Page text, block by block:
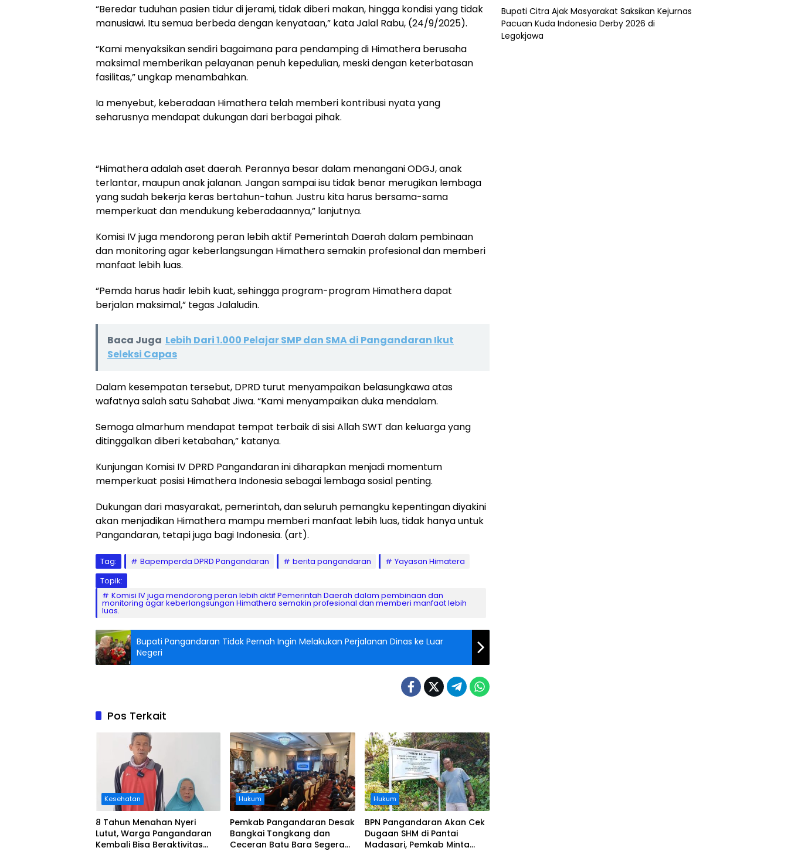
“Beredar tuduhan pasien tidur di jerami, tidak diberi makan, hingga kondisi yang tidak
manusiawi. Itu semua berbeda dengan kenyataan,” kata Jalal Rabu, (24/9/2025).
“Kami menyaksikan sendiri bagaimana para pendamping di Himathera berusaha
maksimal memberikan pelayanan penuh kepedulian, meski dengan keterbatasan
fasilitas,” ungkap menambahkan.
Ia menyebut, keberadaan Himathera telah memberi kontribusi nyata yang
seharusnya mendapat dukungan dari berbagai pihak.
“Himathera adalah aset daerah. Perannya besar dalam menangani ODGJ, anak
terlantar, maupun anak jalanan. Jangan sampai isu tidak benar merugikan lembaga
yang sudah bekerja keras bertahun-tahun. Justru kita harus bersama-sama
memperkuat dan mendukung keberadaannya,” lanjutnya.
Komisi IV juga mendorong peran lebih aktif Pemerintah Daerah dalam pembinaan
dan monitoring agar keberlangsungan Himathera semakin profesional dan memberi
manfaat lebih luas.
“Pemda harus hadir lebih kuat, sehingga program-program Himathera dapat
berjalan maksimal,” tegas Jalaludin.
Baca Juga Lebih Dari 1.000 Pelajar SMP dan SMA di Pangandaran Ikut
Seleksi Capas
Dalam kesempatan tersebut, DPRD turut menyampaikan belasungkawa atas
wafatnya salah satu Sahabat Jiwa. “Kami menyampaikan duka mendalam.
Semoga almarhum mendapat tempat terbaik di sisi Allah SWT dan keluarga yang
ditinggalkan diberi ketabahan,” katanya.
Kunjungan Komisi IV DPRD Pangandaran ini diharapkan menjadi momentum
memperkuat posisi Himathera Indonesia sebagai lembaga sosial penting.
Dukungan dari masyarakat, pemerintah, dan seluruh pemangku kepentingan diyakini
akan menjadikan Himathera mampu memberi manfaat lebih luas, tidak hanya untuk
Pangandaran, tetapi juga bagi Indonesia. (art).
Tag: Bapemperda DPRD Pangandaran berita pangandaran
Yayasan Himatera
Topik:
Komisi IV juga mendorong peran lebih aktif Pemerintah Daerah dalam pembinaan dan
monitoring agar keberlangsungan Himathera semakin profesional dan memberi manfaat lebih
luas.
Bupati Pangandaran Tidak Pernah Ingin Melakukan Perjalanan Dinas ke Luar
Negeri
Pos Terkait
Kesehatan
8 Tahun Menahan Nyeri
Lutut, Warga Pangandaran
Kembali Bisa Beraktivitas
Hukum
Pemkab Pangandaran Desak
Bangkai Tongkang dan
Ceceran Batu Bara Segera
Hukum
BPN Pangandaran Akan Cek
Dugaan SHM di Pantai
Madasari, Pemkab Minta
Bupati Citra Ajak Masyarakat Saksikan Kejurnas
Pacuan Kuda Indonesia Derby 2026 di
Legokjawa